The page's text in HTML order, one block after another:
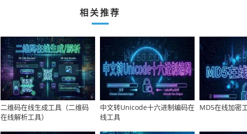
相关推荐
二维码在线生成工具（二维码
在线解析工具）
中文转Unicode十六进制编码在
线工具
MD5在线加密